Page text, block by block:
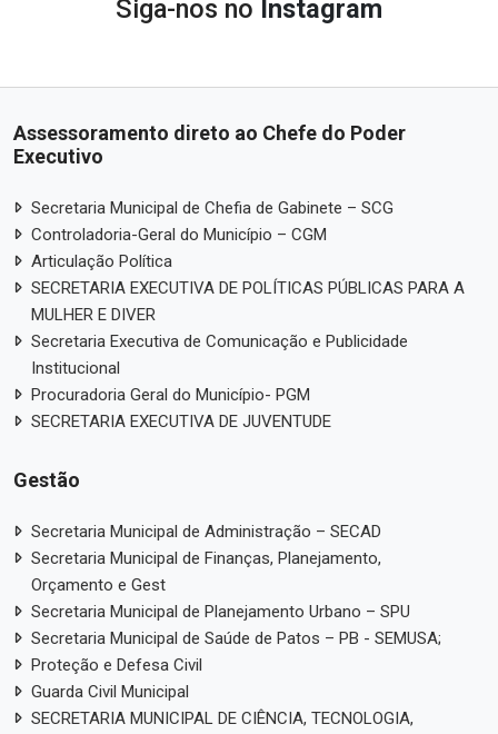
Siga-nos no Instagram
Assessoramento direto ao Chefe do Poder
Executivo
Secretaria Municipal de Chefia de Gabinete – SCG
Controladoria-Geral do Município – CGM
Articulação Política
SECRETARIA EXECUTIVA DE POLÍTICAS PÚBLICAS PARA A
MULHER E DIVER
Secretaria Executiva de Comunicação e Publicidade
Institucional
Procuradoria Geral do Município- PGM
SECRETARIA EXECUTIVA DE JUVENTUDE
Gestão
Secretaria Municipal de Administração – SECAD
Secretaria Municipal de Finanças, Planejamento,
Orçamento e Gest
Secretaria Municipal de Planejamento Urbano – SPU
Secretaria Municipal de Saúde de Patos – PB - SEMUSA;
Proteção e Defesa Civil
Guarda Civil Municipal
SECRETARIA MUNICIPAL DE CIÊNCIA, TECNOLOGIA,